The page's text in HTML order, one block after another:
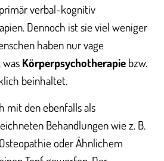
verbal-kognitiv
Dennoch ist sie viel weniger
haben nur vage
was Körperpsychotherapie bzw.
beinhaltet.
mit den ebenfalls als
Behandlungen wie z. B.
oder Ähnlichem